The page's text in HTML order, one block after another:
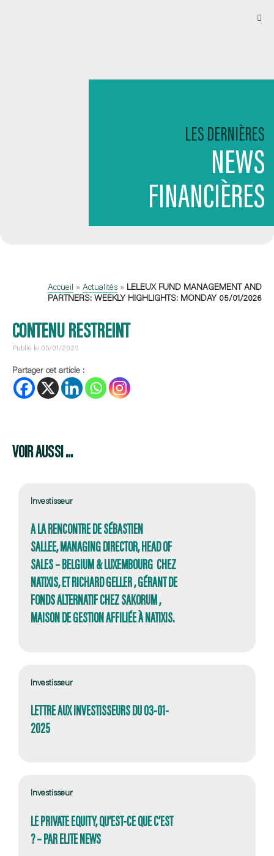
LES DERNIÈRES
NEWS
FINANCIÈRES
Accueil » Actualités » LELEUX FUND MANAGEMENT AND
PARTNERS: WEEKLY HIGHLIGHTS: MONDAY 05/01/2026
CONTENU RESTREINT
Publié le 05/01/2026
Partager cet article :
VOIR AUSSI ...
Investisseur
A LA RENCONTRE DE SÉBASTIEN
SALLEE, MANAGING DIRECTOR, HEAD OF
SALES – BELGIUM & LUXEMBOURG CHEZ
NATIXIS, ET RICHARD GELLER , GÉRANT DE
FONDS ALTERNATIF CHEZ SAKORUM ,
MAISON DE GESTION AFFILIÉE À NATIXIS.
Investisseur
LETTRE AUX INVESTISSEURS DU 03-01-
2025
Investisseur
LE PRIVATE EQUITY, QU’EST-CE QUE C’EST
? – PAR ELITE NEWS